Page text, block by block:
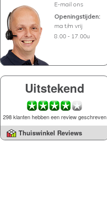
E-mail ons
Openingstijden:
ma t/m vrij
8.00 - 17.00u
Uitstekend
298 klanten hebben een review geschreven
Thuiswinkel Reviews